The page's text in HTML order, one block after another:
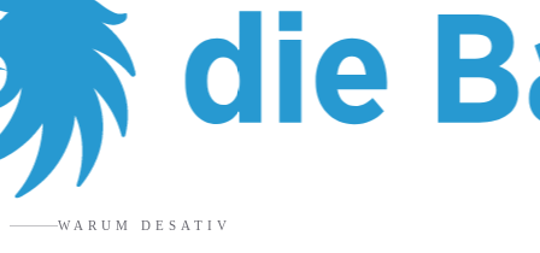
WARUM DESATIV